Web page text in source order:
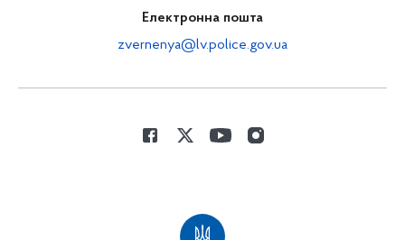
Електронна пошта
zvernenya@lv.police.gov.ua